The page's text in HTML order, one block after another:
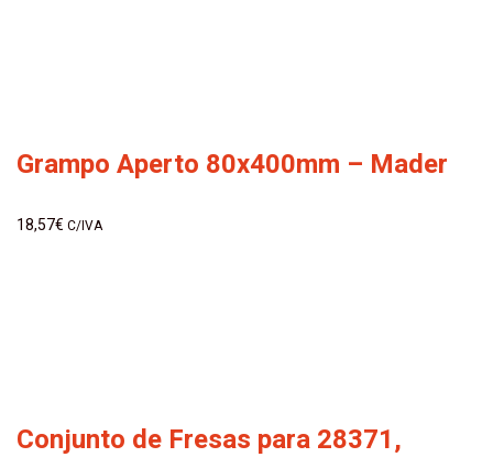
Grampo Aperto 80x400mm – Mader
18,57€ C/IVA
Conjunto de Fresas para 28371,